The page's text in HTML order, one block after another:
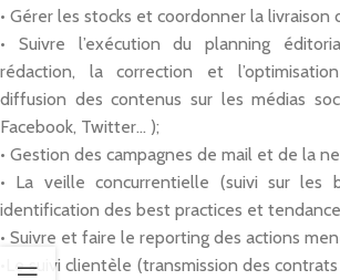
• Gérer les stocks et coordonner la livraison
• Suivre l’exécution du planning
rédaction, la correction et
diffusion des contenus sur les médias
Facebook, Twitter… );
• Gestion des campagnes de mail et de la
• La veille concurrentielle (suivi sur les
identification des best practices et
• Suivre et faire le reporting des actions
•Le suivi clientèle (transmission des